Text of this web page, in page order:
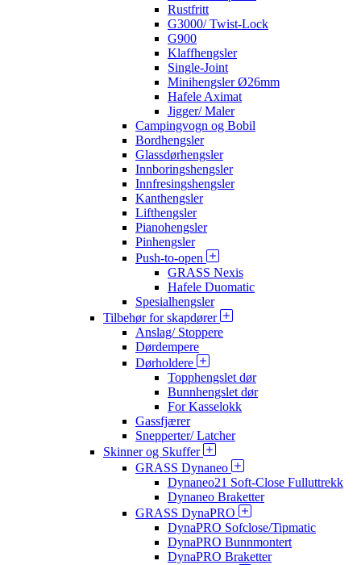
Rustfritt
G3000/ Twist-Lock
G900
Klaffhengsler
Single-Joint
Minihengsler Ø26mm
Hafele Aximat
Jigger/ Maler
Campingvogn og Bobil
Bordhengsler
Glassdørhengsler
Innboringshengsler
Innfresingshengsler
Kanthengsler
Lifthengsler
Pianohengsler
Pinhengsler
Push-to-open
GRASS Nexis
Hafele Duomatic
Spesialhengsler
Tilbehør for skapdører
Anslag/ Stoppere
Dørdempere
Dørholdere
Topphengslet dør
Bunnhengslet dør
For Kasselokk
Gassfjærer
Snepperter/ Latcher
Skinner og Skuffer
GRASS Dynaneo
Dynaneo21 Soft-Close Fulluttrekk
Dynaneo Braketter
GRASS DynaPRO
DynaPRO Sofclose/Tipmatic
DynaPRO Bunnmontert
DynaPRO Braketter